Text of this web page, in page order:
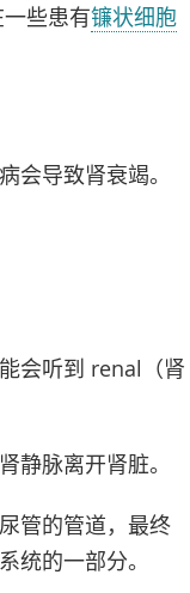
些患有镰状细胞
会导致肾衰竭。
会听到 renal（肾
静脉离开肾脏。
管的管道，最终
系统的一部分。